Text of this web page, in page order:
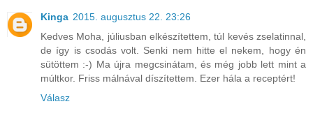
Kinga 2015. augusztus 22. 23:26
Kedves Moha, júliusban elkészítettem, túl kevés zselatinnal,
de így is csodás volt. Senki nem hitte el nekem, hogy én
sütöttem :-) Ma újra megcsinátam, és még jobb lett mint a
múltkor. Friss málnával díszítettem. Ezer hála a receptért!
Válasz